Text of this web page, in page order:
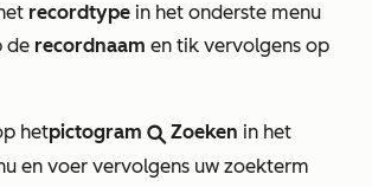
recordtype in het onderste menu
de recordnaam en tik vervolgens op
hetpictogram search Zoeken in het
en voer vervolgens uw zoekterm